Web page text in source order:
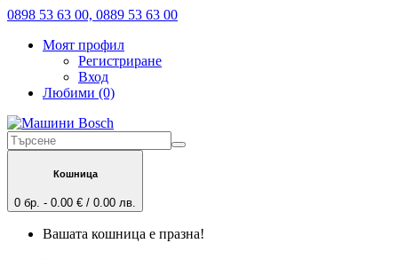
0898 53 63 00, 0889 53 63 00
Моят профил
Регистриране
Вход
Любими (0)
Кошница
0 бр. - 0.00 € / 0.00 лв.
Вашата кошница е празна!